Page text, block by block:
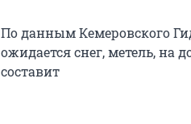
По данным Кемеровского
ожидается снег, метель, на
составит